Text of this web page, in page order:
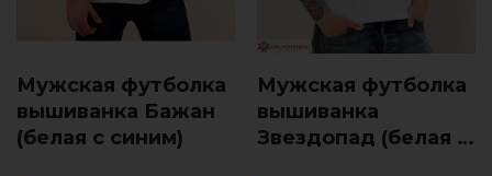
Мужская футболка
вышиванка Бажан
(белая с синим)
Мужская футболка
вышиванка
Звездопад (белая с